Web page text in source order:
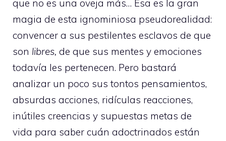
que no es una oveja más… Esa es la gran
magia de esta ignominiosa pseudorealidad:
convencer a sus pestilentes esclavos de que
son libres, de que sus mentes y emociones
todavía les pertenecen. Pero bastará
analizar un poco sus tontos pensamientos,
absurdas acciones, ridículas reacciones,
inútiles creencias y supuestas metas de
vida para saber cuán adoctrinados están